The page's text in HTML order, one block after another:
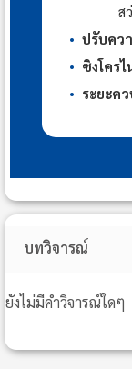
ส
• ปรับคว
• ซิงโคร
• ระยะค
บทวิจารณ์
ยังไม่มีคำวิจารณ์ใดๆ